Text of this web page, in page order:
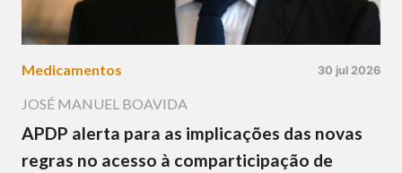
Medicamentos 30 jul 2026
JOSÉ MANUEL BOAVIDA
APDP alerta para as implicações das novas
regras no acesso à comparticipação de